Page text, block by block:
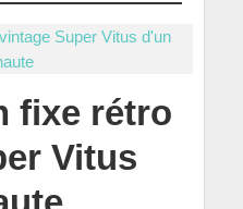
fixe rétro
Vitus